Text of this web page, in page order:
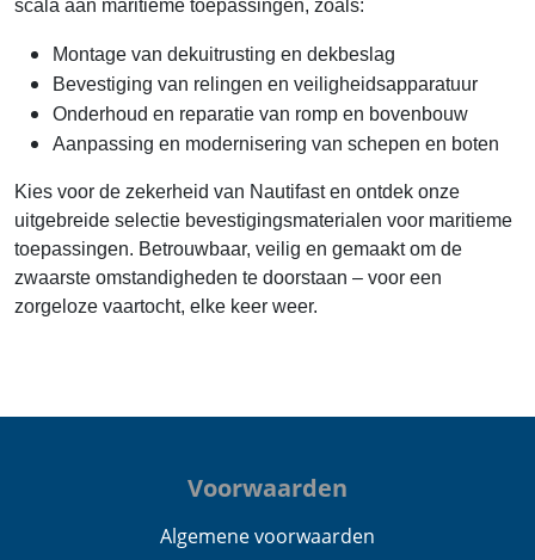
scala aan maritieme toepassingen, zoals:
Montage van dekuitrusting en dekbeslag
Bevestiging van relingen en veiligheidsapparatuur
Onderhoud en reparatie van romp en bovenbouw
Aanpassing en modernisering van schepen en boten
Kies voor de zekerheid van Nautifast en ontdek onze
uitgebreide selectie bevestigingsmaterialen voor maritieme
toepassingen. Betrouwbaar, veilig en gemaakt om de
zwaarste omstandigheden te doorstaan – voor een
zorgeloze vaartocht, elke keer weer.
Voorwaarden
Algemene voorwaarden